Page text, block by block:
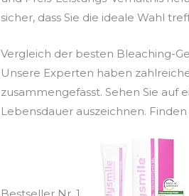
sicher, dass Sie die ideale Wahl
Vergleich der besten Bleaching-
Unsere Experten haben
zusammengefasst. Sehen Sie
Lebensdauer auszeichnen.